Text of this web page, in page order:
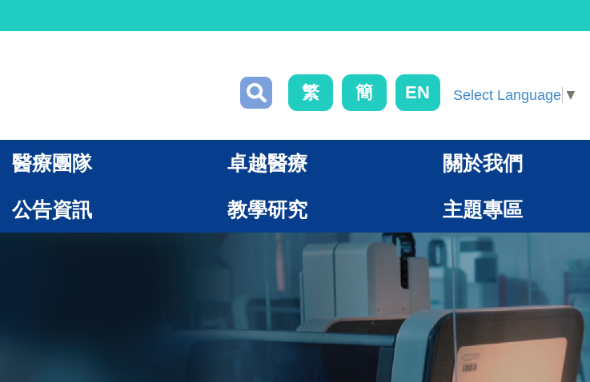
繁 簡 EN Select Language ▼
醫療團隊 卓越醫療 關於我們
公告資訊 教學研究 主題專區